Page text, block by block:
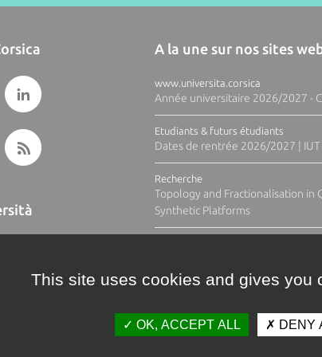
A la une sur nos sites
www.universita.corsica
Année universitaire 2026/2027 -
Etudiants & futurs étudiants
Dates de rentrée 2026/2027 | IUT
Recherche
Topology and Fractionalisation in
Synthetic Platforms
This site uses cookies and gives you
OK, ACCEPT ALL DENY